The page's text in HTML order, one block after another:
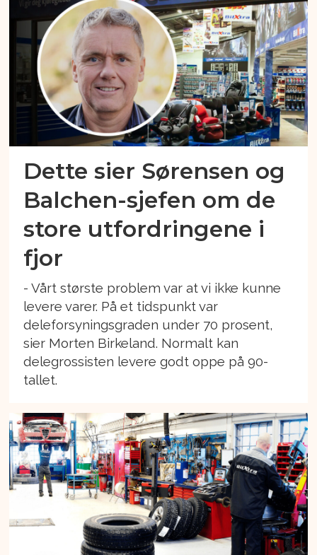
Dette sier Sørensen og
Balchen-sjefen om de
store utfordringene i
fjor
- Vårt største problem var at vi ikke kunne
levere varer. På et tidspunkt var
deleforsyningsgraden under 70 prosent,
sier Morten Birkeland. Normalt kan
delegrossisten levere godt oppe på 90-
tallet.